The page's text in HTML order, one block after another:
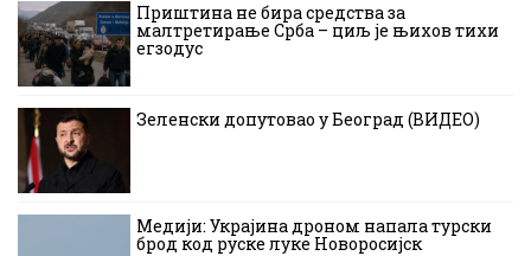
Приштина не бира средства за
малтретирање Срба – циљ је њихов тихи
егзодус
Зеленски допутовао у Београд (ВИДЕО)
Медији: Украјина дроном напала турски
брод код руске луке Новоросијск